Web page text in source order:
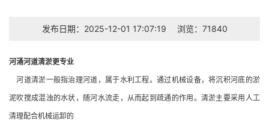
发布日期：2025-12-01 17:07:19 浏览：71840
河涌河道清淤更专业
河道清淤一般指治理河道，属于水利工程。通过机械设备，将沉积河底的淤
泥吹搅成混浊的水状，随河水流走，从而起到疏通的作用。清淤主要采用人工
清理配合机械运卸的